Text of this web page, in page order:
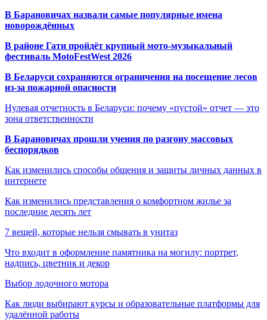
В Барановичах назвали самые популярные имена
новорождённых
В районе Гати пройдёт крупный мото-музыкальный
фестиваль MotoFestWest 2026
В Беларуси сохраняются ограничения на посещение лесов
из-за пожарной опасности
Нулевая отчетность в Беларуси: почему «пустой» отчет — это
зона ответственности
В Барановичах прошли учения по разгону массовых
беспорядков
Как изменились способы общения и защиты личных данных в
интернете
Как изменились представления о комфортном жилье за
последние десять лет
7 вещей, которые нельзя смывать в унитаз
Что входит в оформление памятника на могилу: портрет,
надпись, цветник и декор
Выбор лодочного мотора
Как люди выбирают курсы и образовательные платформы для
удалённой работы